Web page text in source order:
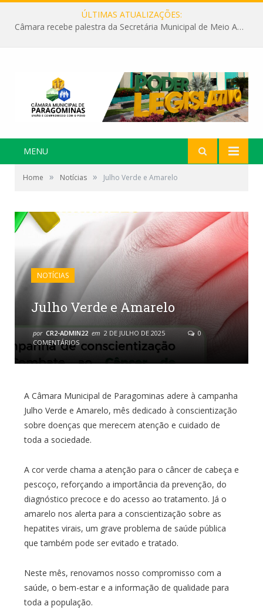
ÚLTIMAS ATUALIZAÇÕES:
Câmara recebe palestra da Secretária Municipal de Meio Ambiente sobre as ações da “SEMANA DO MEIO AMBIENTE”
MENU
Home » Notícias » Julho Verde e Amarelo
NOTÍCIAS
Julho Verde e Amarelo
por CR2-ADMIN22 em 2 DE JULHO DE 2025
0
COMENTÁRIOS
A Câmara Municipal de Paragominas adere à campanha
Julho Verde e Amarelo, mês dedicado à conscientização
sobre doenças que merecem atenção e cuidado de
toda a sociedade.
A cor verde chama a atenção para o câncer de cabeça e
pescoço, reforçando a importância da prevenção, do
diagnóstico precoce e do acesso ao tratamento. Já o
amarelo nos alerta para a conscientização sobre as
hepatites virais, um grave problema de saúde pública
que também pode ser evitado e tratado.
Neste mês, renovamos nosso compromisso com a
saúde, o bem-estar e a informação de qualidade para
toda a população.